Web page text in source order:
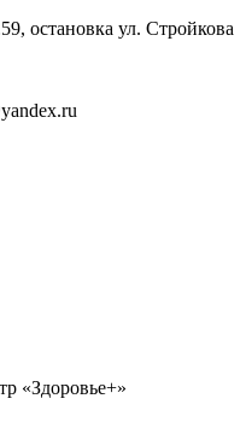
остановка ул. Стройкова
«Здоровье+»